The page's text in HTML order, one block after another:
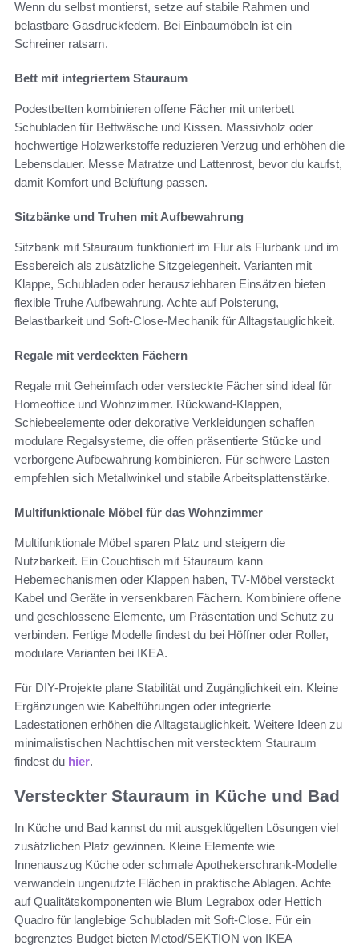
Wenn du selbst montierst, setze auf stabile Rahmen und
belastbare Gasdruckfedern. Bei Einbaumöbeln ist ein
Schreiner ratsam.
Bett mit integriertem Stauraum
Podestbetten kombinieren offene Fächer mit unterbett
Schubladen für Bettwäsche und Kissen. Massivholz oder
hochwertige Holzwerkstoffe reduzieren Verzug und erhöhen die
Lebensdauer. Messe Matratze und Lattenrost, bevor du kaufst,
damit Komfort und Belüftung passen.
Sitzbänke und Truhen mit Aufbewahrung
Sitzbank mit Stauraum funktioniert im Flur als Flurbank und im
Essbereich als zusätzliche Sitzgelegenheit. Varianten mit
Klappe, Schubladen oder herausziehbaren Einsätzen bieten
flexible Truhe Aufbewahrung. Achte auf Polsterung,
Belastbarkeit und Soft-Close‑Mechanik für Alltagstauglichkeit.
Regale mit verdeckten Fächern
Regale mit Geheimfach oder versteckte Fächer sind ideal für
Homeoffice und Wohnzimmer. Rückwand‑Klappen,
Schiebeelemente oder dekorative Verkleidungen schaffen
modulare Regalsysteme, die offen präsentierte Stücke und
verborgene Aufbewahrung kombinieren. Für schwere Lasten
empfehlen sich Metallwinkel und stabile Arbeitsplattenstärke.
Multifunktionale Möbel für das Wohnzimmer
Multifunktionale Möbel sparen Platz und steigern die
Nutzbarkeit. Ein Couchtisch mit Stauraum kann
Hebemechanismen oder Klappen haben, TV‑Möbel versteckt
Kabel und Geräte in versenkbaren Fächern. Kombiniere offene
und geschlossene Elemente, um Präsentation und Schutz zu
verbinden. Fertige Modelle findest du bei Höffner oder Roller,
modulare Varianten bei IKEA.
Für DIY-Projekte plane Stabilität und Zugänglichkeit ein. Kleine
Ergänzungen wie Kabelführungen oder integrierte
Ladestationen erhöhen die Alltagstauglichkeit. Weitere Ideen zu
minimalistischen Nachttischen mit verstecktem Stauraum
findest du hier.
Versteckter Stauraum in Küche und Bad
In Küche und Bad kannst du mit ausgeklügelten Lösungen viel
zusätzlichen Platz gewinnen. Kleine Elemente wie
Innenauszug Küche oder schmale Apothekerschrank-Modelle
verwandeln ungenutzte Flächen in praktische Ablagen. Achte
auf Qualitätskomponenten wie Blum Legrabox oder Hettich
Quadro für langlebige Schubladen mit Soft‑Close. Für ein
begrenztes Budget bieten Metod/SEKTION von IKEA